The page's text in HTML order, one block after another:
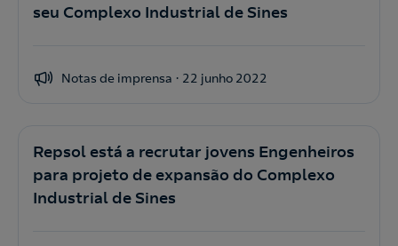
seu Complexo Industrial de Sines
Notas de imprensa 22 junho 2022
Repsol está a recrutar jovens Engenheiros
para projeto de expansão do Complexo
Industrial de Sines